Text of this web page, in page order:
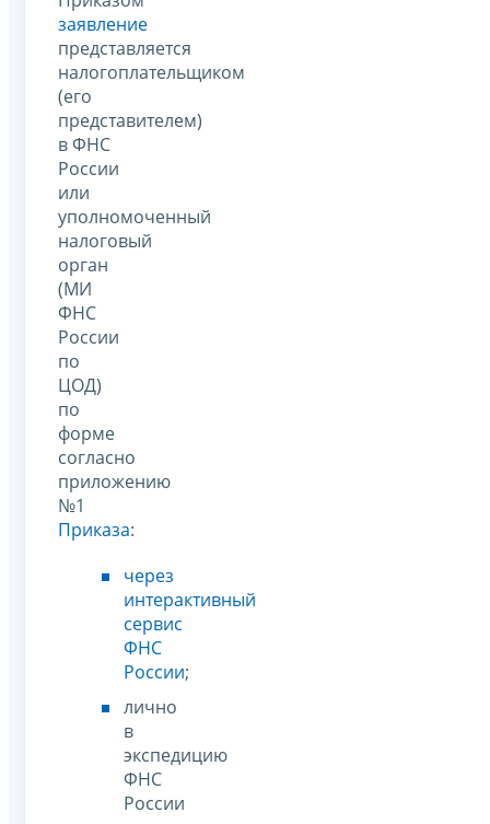
заявление
представляется
налогоплательщиком
(его
представителем)
в ФНС
России
или
уполномоченный
налоговый
орган
(МИ
ФНС
России
по
ЦОД)
по
форме
согласно
приложению
№1
Приказа:
через
интерактивный
сервис
ФНС
России;
лично
в
экспедицию
ФНС
России